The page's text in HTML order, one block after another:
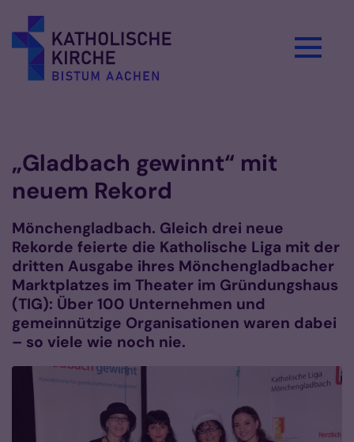
„Gladbach gewinnt“ mit
neuem Rekord
Mönchengladbach. Gleich drei neue
Rekorde feierte die Katholische Liga mit der
dritten Ausgabe ihres Mönchengladbacher
Marktplatzes im Theater im Gründungshaus
(TIG): Über 100 Unternehmen und
gemeinnützige Organisationen waren dabei
– so viele wie noch nie.